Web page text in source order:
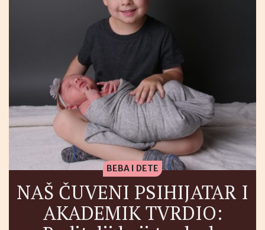
BEBA I DETE
NAŠ ČUVENI PSIHIJATAR I
AKADEMIK TVRDIO: